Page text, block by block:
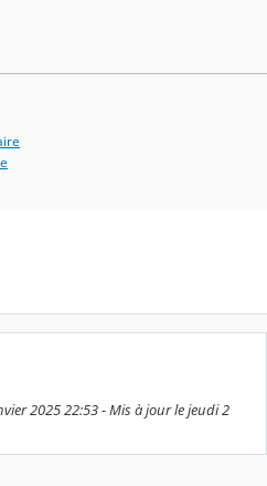
2025 22:53 - Mis à jour le jeudi 2